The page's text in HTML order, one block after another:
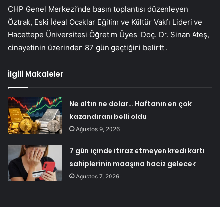
CHP Genel Merkezi’nde basın toplantısı düzenleyen
Öztrak, Eski İdeal Ocaklar Eğitim ve Kültür Vakfı Lideri ve
Hacettepe Üniversitesi Öğretim Üyesi Doç. Dr. Sinan Ateş,
cinayetinin üzerinden 87 gün geçtiğini belirtti.
İlgili Makaleler
Ne altın ne dolar… Haftanın en çok
kazandıranı belli oldu
Ağustos 9, 2026
7 gün içinde itiraz etmeyen kredi kartı
sahiplerinin maaşına haciz gelecek
Ağustos 7, 2026